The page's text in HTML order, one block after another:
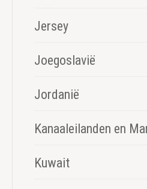
Jersey
Joegoslavië
Jordanië
Kanaaleilanden en
Kuwait